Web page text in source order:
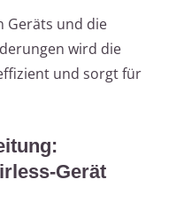
Geräts und die
wird die
und sorgt für
Gerät